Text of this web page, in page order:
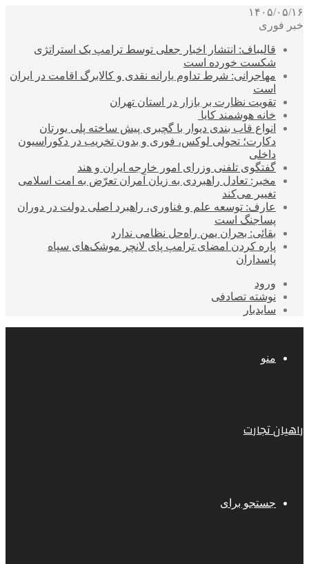
۱۴۰۵/۰۵/۱۶
خبر فوری
قالیباف: انتشار اخبار جعلی توسط ترامپ یک استراتژی
شکست خورده است
مهاجرانی: شرط تداوم یارانه نقدی و کالابرگ اقامت در ایران
است
تقویت نظارت بر بازار در استان تهران
خانه هوشمند کایا
انواع قاب بندی دیوار با گچبری پیش ساخته پلی یورتان
دکارت؛ تحولی لوکس، فوری و بدون تخریب در دکوراسیون
داخلی
گفتگوی تلفنی وزرای امور خارجه ایران و هند
مخبر: تعادل راهبردی به زیان آمران تعرّض به امت اسلامی
تغییر می‌کند
عارف: توسعه علم و فناوری، راهبرد اصلی دولت در دوران
پساجنگ است
بقائی: بحران یمن راه‌حل نظامی ندارد
پاره کردن امضای ترامپ پای لانچر موشک‌های سپاه
پاسداران
ورود
نوشته تصادفی
سایدبار
منو
راهیان تجارت
جستجو برای